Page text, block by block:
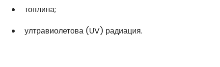
топлина;
ултравиолетова (UV) радиация.